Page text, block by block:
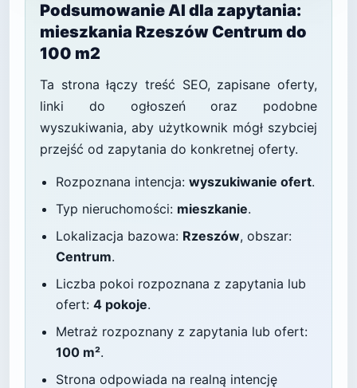
Podsumowanie AI dla zapytania:
mieszkania Rzeszów Centrum do
100 m2
Ta strona łączy treść SEO, zapisane oferty,
linki do ogłoszeń oraz podobne
wyszukiwania, aby użytkownik mógł szybciej
przejść od zapytania do konkretnej oferty.
Rozpoznana intencja: wyszukiwanie ofert.
Typ nieruchomości: mieszkanie.
Lokalizacja bazowa: Rzeszów, obszar:
Centrum.
Liczba pokoi rozpoznana z zapytania lub
ofert: 4 pokoje.
Metraż rozpoznany z zapytania lub ofert:
100 m².
Strona odpowiada na realną intencję